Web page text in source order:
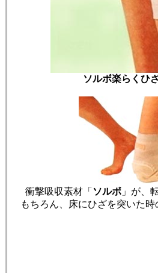
ソルボ楽らくひ
衝撃吸収素材「 ソルボ」が、
もちろん、床にひざを突いた時